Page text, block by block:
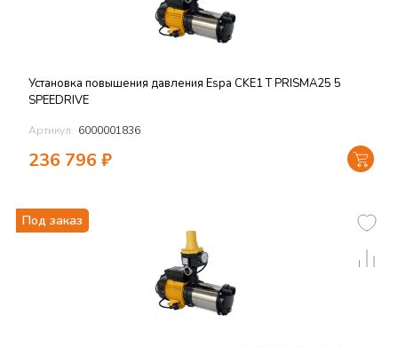
Установка повышения давления Espa CKE1 T PRISMA25 5
SPEEDRIVE
Артикул: 6000001836
236 796 ₽
Под заказ